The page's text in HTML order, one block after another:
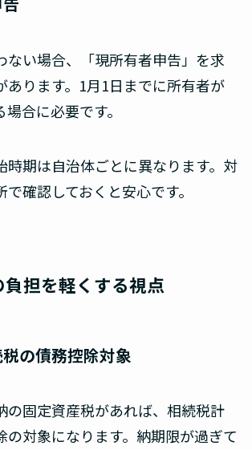
ない場合、「現所有者申告」を求
あります。1月1日までに所有者が
合に必要です。
時期は自治体ごとに異なります。対
確認しておくと安心です。
負担を軽くする視点
の債務控除対象
の固定資産税があれば、相続税計
の対象になります。納期限が過ぎて